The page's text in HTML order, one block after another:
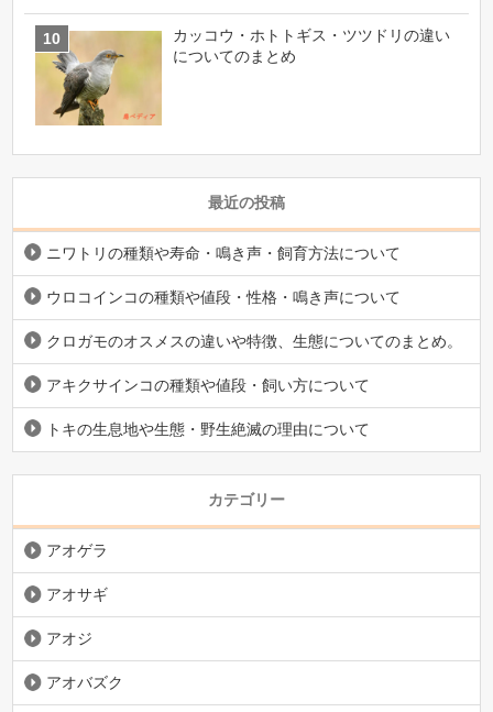
カッコウ・ホトトギス・ツツドリの違い
についてのまとめ
最近の投稿
ニワトリの種類や寿命・鳴き声・飼育方法について
ウロコインコの種類や値段・性格・鳴き声について
クロガモのオスメスの違いや特徴、生態についてのまとめ。
アキクサインコの種類や値段・飼い方について
トキの生息地や生態・野生絶滅の理由について
カテゴリー
アオゲラ
アオサギ
アオジ
アオバズク